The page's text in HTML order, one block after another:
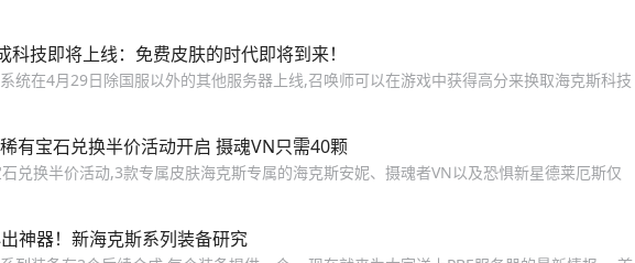
科技即将上线：免费皮肤的时代即将到来！
统在4月29日除国服以外的其他服务器上线,召唤师可以在游戏中获得高分来换取海克斯科技
有宝石兑换半价活动开启 摄魂VN只需40颗
兑换半价活动,3款专属皮肤海克斯专属的海克斯安妮、摄魂者VN以及恐惧新星德莱厄斯仅
神器！新海克斯系列装备研究